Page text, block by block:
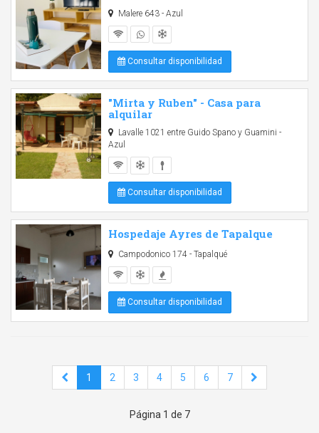
Malere 643 - Azul
Consultar disponibilidad
"Mirta y Ruben" - Casa para
alquilar
Lavalle 1021 entre Guido Spano y Guamini -
Azul
Consultar disponibilidad
Hospedaje Ayres de Tapalque
Campodonico 174 - Tapalqué
Consultar disponibilidad
1 2 3 4 5 6 7
Página 1 de 7